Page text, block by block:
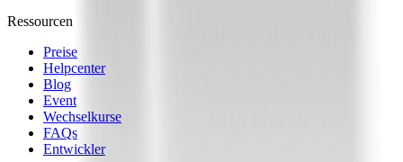
Ressourcen
Preise
Helpcenter
Blog
Event
Wechselkurse
FAQs
Entwickler